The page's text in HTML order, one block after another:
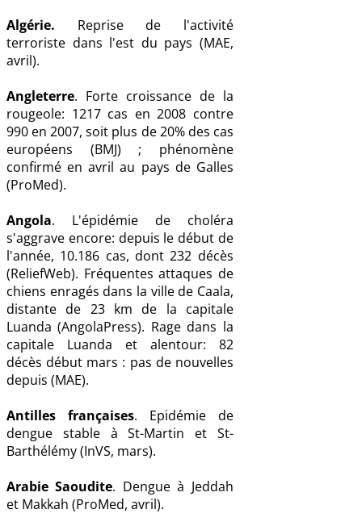
Algérie. Reprise de l'activité
terroriste dans l'est du pays (MAE,
avril).
Angleterre. Forte croissance de la
rougeole: 1217 cas en 2008 contre
990 en 2007, soit plus de 20% des cas
européens (BMJ) ; phénomène
confirmé en avril au pays de Galles
(ProMed).
Angola. L'épidémie de choléra
s'aggrave encore: depuis le début de
l'année, 10.186 cas, dont 232 décès
(ReliefWeb). Fréquentes attaques de
chiens enragés dans la ville de Caala,
distante de 23 km de la capitale
Luanda (AngolaPress). Rage dans la
capitale Luanda et alentour: 82
décès début mars : pas de nouvelles
depuis (MAE).
Antilles françaises. Epidémie de
dengue stable à St-Martin et St-
Barthélémy (InVS, mars).
Arabie Saoudite. Dengue à Jeddah
et Makkah (ProMed, avril).